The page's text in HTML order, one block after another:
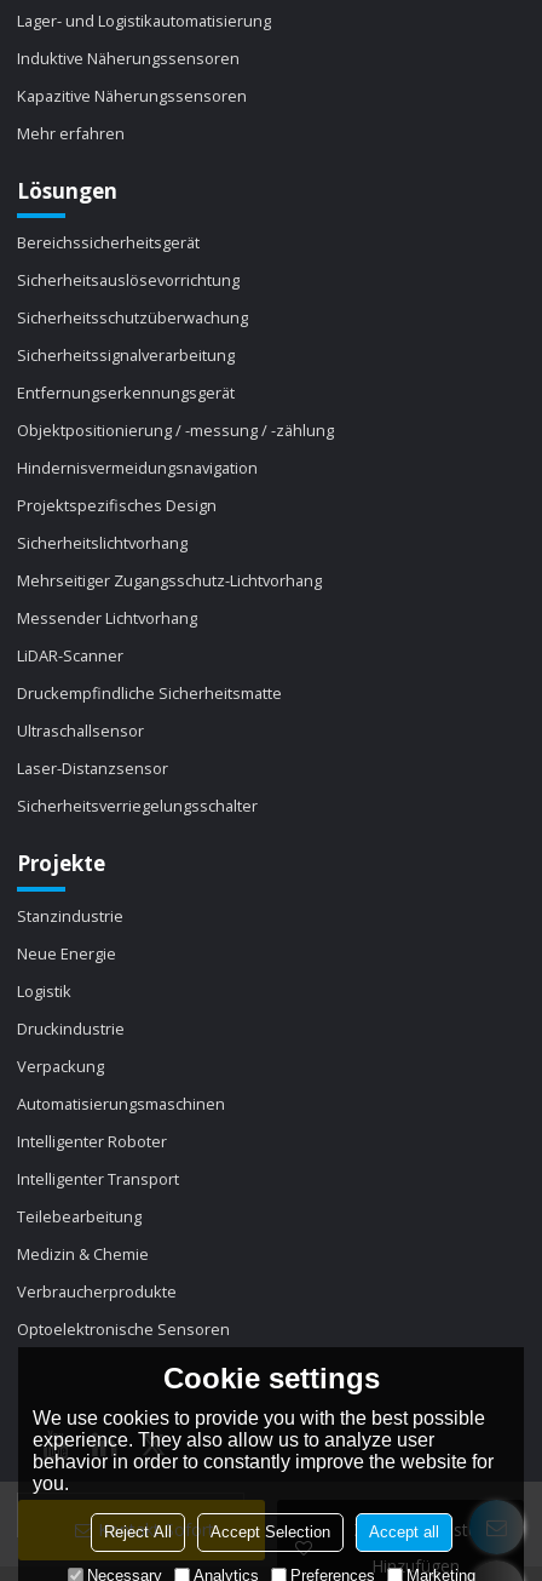
Kontakt Sofort
Zur Wunschliste
Hinzufügen
Lager- und Logistikautomatisierung
Induktive Näherungssensoren
Kapazitive Näherungssensoren
Mehr erfahren
Lösungen
Bereichssicherheitsgerät
Sicherheitsauslösevorrichtung
Sicherheitsschutzüberwachung
Sicherheitssignalverarbeitung
Entfernungserkennungsgerät
Objektpositionierung / -messung / -zählung
Hindernisvermeidungsnavigation
Projektspezifisches Design
Sicherheitslichtvorhang
Mehrseitiger Zugangsschutz-Lichtvorhang
Messender Lichtvorhang
LiDAR-Scanner
Druckempfindliche Sicherheitsmatte
Ultraschallsensor
Laser-Distanzsensor
Sicherheitsverriegelungsschalter
Projekte
Stanzindustrie
Neue Energie
Logistik
Druckindustrie
Verpackung
Automatisierungsmaschinen
Intelligenter Roboter
Intelligenter Transport
Teilebearbeitung
Medizin & Chemie
Verbraucherprodukte
Optoelektronische Sensoren
Sprache: Deutsch
Cookie settings
We use cookies to provide you with the best possible
experience. They also allow us to analyze user
behavior in order to constantly improve the website for
you.
Reject All Accept Selection Accept all
Necessary Analytics Preferences Marketing